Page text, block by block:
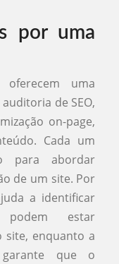
por uma
uma
de SEO,
on-page,
Cada um
para abordar
de um site. Por
a identificar
estar
site, enquanto a
garante que o